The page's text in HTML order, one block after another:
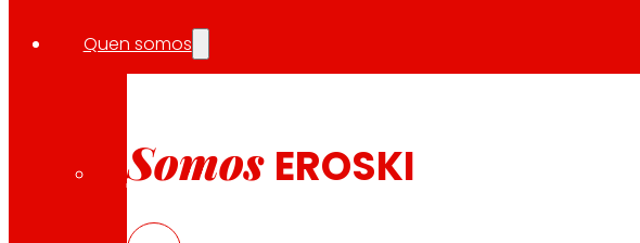
Quen somos
Somos EROSKI